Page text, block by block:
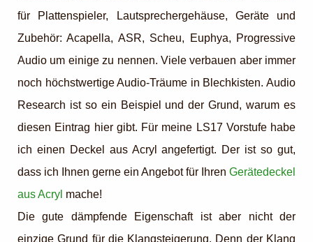
für Plattenspieler, Lautsprechergehäuse, Geräte und
Zubehör: Acapella, ASR, Scheu, Euphya, Progressive
Audio um einige zu nennen. Viele verbauen aber immer
noch höchstwertige Audio-Träume in Blechkisten. Audio
Research ist so ein Beispiel und der Grund, warum es
diesen Eintrag hier gibt. Für meine LS17 Vorstufe habe
ich einen Deckel aus Acryl angefertigt. Der ist so gut,
dass ich Ihnen gerne ein Angebot für Ihren Gerätedeckel
aus Acryl mache!
Die gute dämpfende Eigenschaft ist aber nicht der
einzige Grund für die Klangsteigerung. Denn der Klang